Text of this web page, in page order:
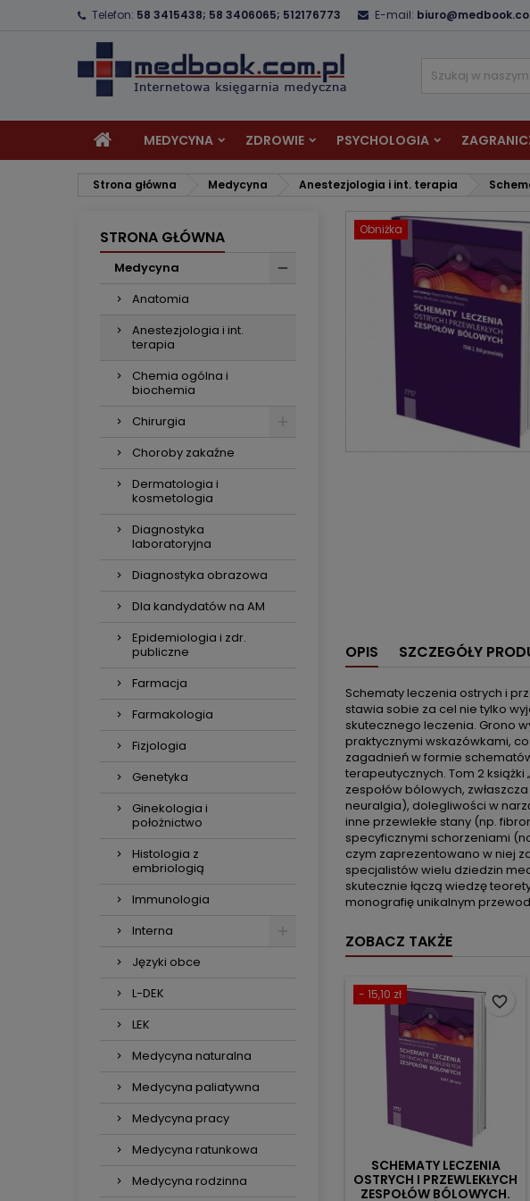
Telefon: 58 3415438; 58 3406065; 512176773 E-mail:
MEDYCYNA ZDROWIE PSYCHOLOGIA
Strona główna Medycyna Anestezjologia i int. terapia
STRONA GŁÓWNA
Medycyna
Anatomia
Anestezjologia i int.
terapia
Chemia ogólna i
biochemia
Chirurgia
Choroby zakaźne
Dermatologia i
kosmetologia
Diagnostyka
laboratoryjna
Diagnostyka obrazowa
Dla kandydatów na AM
Epidemiologia i zdr.
publiczne
Farmacja
Farmakologia
Fizjologia
Genetyka
Ginekologia i
położnictwo
Histologia z
embriologią
Immunologia
Interna
Języki obce
L-DEK
LEK
Medycyna naturalna
Medycyna paliatywna
Medycyna pracy
Medycyna ratunkowa
Medycyna rodzinna
Obniżka
OPIS SZCZEGÓŁY
Schematy leczenia ostrych i
stawia sobie za cel nie tylko
skutecznego leczenia. Grono
praktycznymi wskazówkami,
zagadnień w formie
terapeutycznych. Tom 2
zespołów bólowych,
neuralgia), dolegliwości w
inne przewlekłe stany (np.
specyficznymi schorzeniami
czym zaprezentowano w niej
specjalistów wielu dziedzin
skutecznie łączą wiedzę
monografię unikalnym
ZOBACZ TAKŻE
- 15,10 zł
SCHEMATY LECZENIA
OSTRYCH I PRZEWLEKŁYCH
ZESPOŁÓW BÓLOWYCH.
favorite_border
Musisz być